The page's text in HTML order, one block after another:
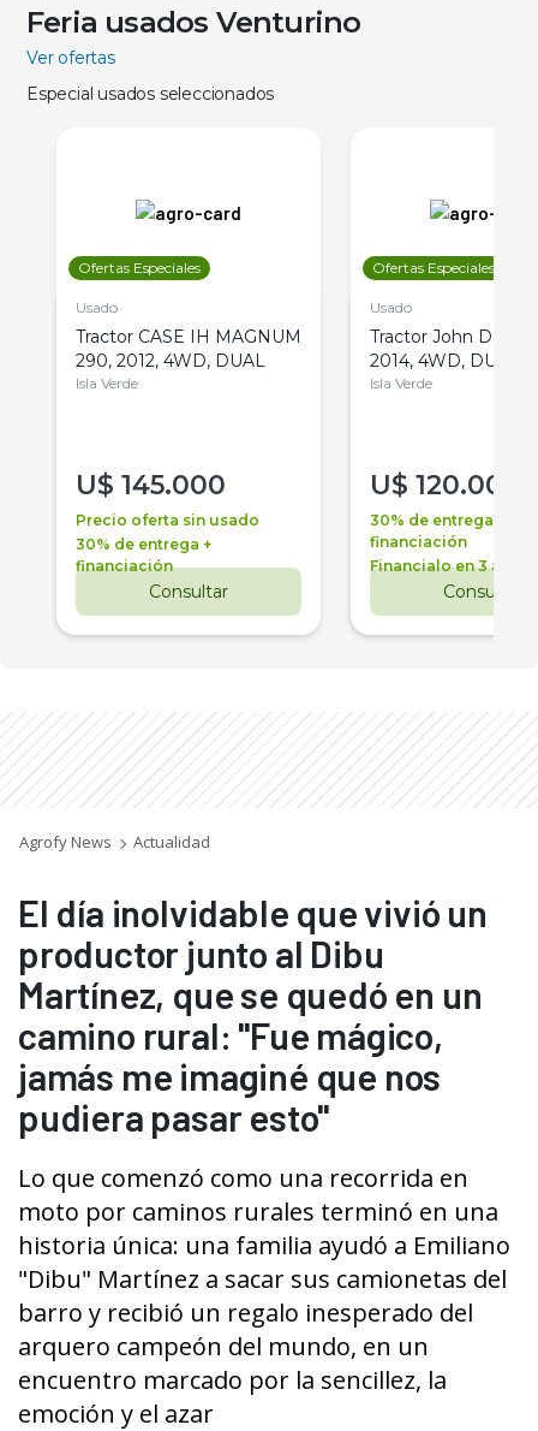
Feria usados Venturino
Ver ofertas
Especial usados seleccionados
Ofertas Especiales
Usado
Tractor CASE IH MAGNUM
290, 2012, 4WD, DUAL
Isla Verde
U$ 145.000
Precio oferta sin usado
30% de entrega +
financiación
Consultar
Ofertas Especiales
Usado
Tractor John Deere
2014, 4WD, DUAL
Isla Verde
U$ 120.000
30% de entrega +
financiación
Financialo en 3 años
Consultar
Agrofy News Actualidad
El día inolvidable que vivió un
productor junto al Dibu
Martínez, que se quedó en un
camino rural: "Fue mágico,
jamás me imaginé que nos
pudiera pasar esto"
Lo que comenzó como una recorrida en
moto por caminos rurales terminó en una
historia única: una familia ayudó a Emiliano
"Dibu" Martínez a sacar sus camionetas del
barro y recibió un regalo inesperado del
arquero campeón del mundo, en un
encuentro marcado por la sencillez, la
emoción y el azar